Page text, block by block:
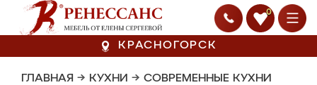
0
КРАСНОГОРСК
ГЛАВНАЯ → КУХНИ → СОВРЕМЕННЫЕ КУХНИ